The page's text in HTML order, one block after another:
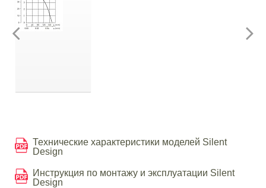
Технические характеристики моделей Silent
Design
Инструкция по монтажу и эксплуатации Silent
Design